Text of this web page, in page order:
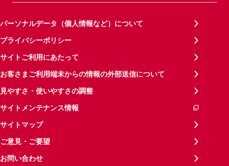
パーソナルデータ（個人情報など）について
プライバシーポリシー
サイトご利用にあたって
お客さまご利用端末からの情報の外部送信について
見やすさ・使いやすさの調整
サイトメンテナンス情報
サイトマップ
ご意見・ご要望
お問い合わせ